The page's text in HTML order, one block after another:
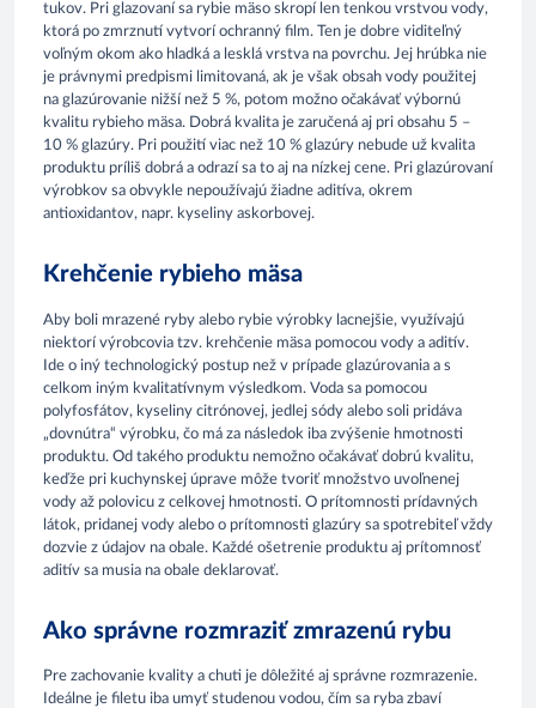
tukov. Pri glazovaní sa rybie mäso skropí len tenkou vrstvou vody,
ktorá po zmrznutí vytvorí ochranný film. Ten je dobre viditeľný
voľným okom ako hladká a lesklá vrstva na povrchu. Jej hrúbka nie
je právnymi predpismi limitovaná, ak je však obsah vody použitej
na glazúrovanie nižší než 5 %, potom možno očakávať výbornú
kvalitu rybieho mäsa. Dobrá kvalita je zaručená aj pri obsahu 5 –
10 % glazúry. Pri použití viac než 10 % glazúry nebude už kvalita
produktu príliš dobrá a odrazí sa to aj na nízkej cene. Pri glazúrovaní
výrobkov sa obvykle nepoužívajú žiadne aditíva, okrem
antioxidantov, napr. kyseliny askorbovej.
Krehčenie rybieho mäsa
Aby boli mrazené ryby alebo rybie výrobky lacnejšie, využívajú
niektorí výrobcovia tzv. krehčenie mäsa pomocou vody a aditív.
Ide o iný technologický postup než v prípade glazúrovania a s
celkom iným kvalitatívnym výsledkom. Voda sa pomocou
polyfosfátov, kyseliny citrónovej, jedlej sódy alebo soli pridáva
„dovnútra“ výrobku, čo má za následok iba zvýšenie hmotnosti
produktu. Od takého produktu nemožno očakávať dobrú kvalitu,
keďže pri kuchynskej úprave môže tvoriť množstvo uvoľnenej
vody až polovicu z celkovej hmotnosti. O prítomnosti prídavných
látok, pridanej vody alebo o prítomnosti glazúry sa spotrebiteľ vždy
dozvie z údajov na obale. Každé ošetrenie produktu aj prítomnosť
aditív sa musia na obale deklarovať.
Ako správne rozmraziť zmrazenú rybu
Pre zachovanie kvality a chuti je dôležité aj správne rozmrazenie.
Ideálne je filetu iba umyť studenou vodou, čím sa ryba zbaví